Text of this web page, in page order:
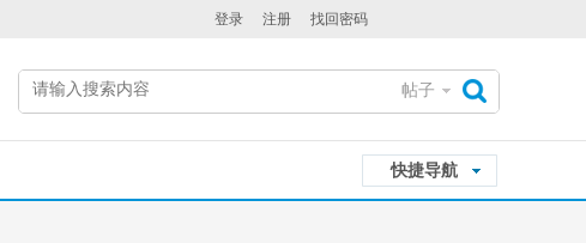
登录 注册 找回密码
帖子
快捷导航